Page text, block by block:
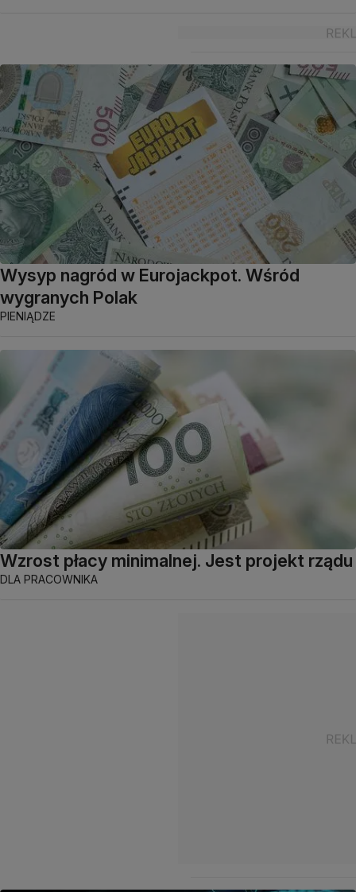
Wysyp nagród w Eurojackpot. Wśród
wygranych Polak
PIENIĄDZE
Wzrost płacy minimalnej. Jest projekt rządu
DLA PRACOWNIKA